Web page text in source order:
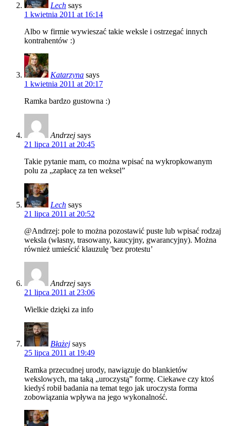
Lech says
1 kwietnia 2011 at 16:14
Albo w firmie wywieszać takie weksle i ostrzegać innych
kontrahentów :)
Katarzyna says
1 kwietnia 2011 at 20:17
Ramka bardzo gustowna :)
Andrzej says
21 lipca 2011 at 20:45
Takie pytanie mam, co można wpisać na wykropkowanym
polu za „zapłacę za ten weksel”
Lech says
21 lipca 2011 at 20:52
@Andrzej: pole to można pozostawić puste lub wpisać rodzaj
weksla (własny, trasowany, kaucyjny, gwarancyjny). Można
również umieścić klauzulę 'bez protestu’
Andrzej says
21 lipca 2011 at 23:06
Wielkie dzięki za info
Błażej says
25 lipca 2011 at 19:49
Ramka przecudnej urody, nawiązuje do blankietów
wekslowych, ma taką „uroczystą” formę. Ciekawe czy ktoś
kiedyś robił badania na temat tego jak uroczysta forma
zobowiązania wpływa na jego wykonalność.